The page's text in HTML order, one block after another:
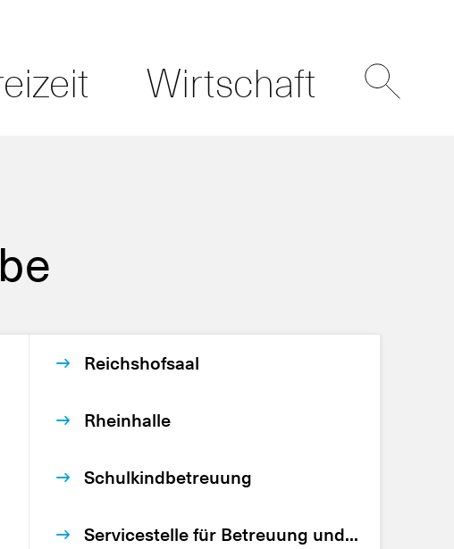
Wirtschaft
Reichshofsaal
Rheinhalle
Schulkindbetreuung
Servicestelle für Betreuung und...